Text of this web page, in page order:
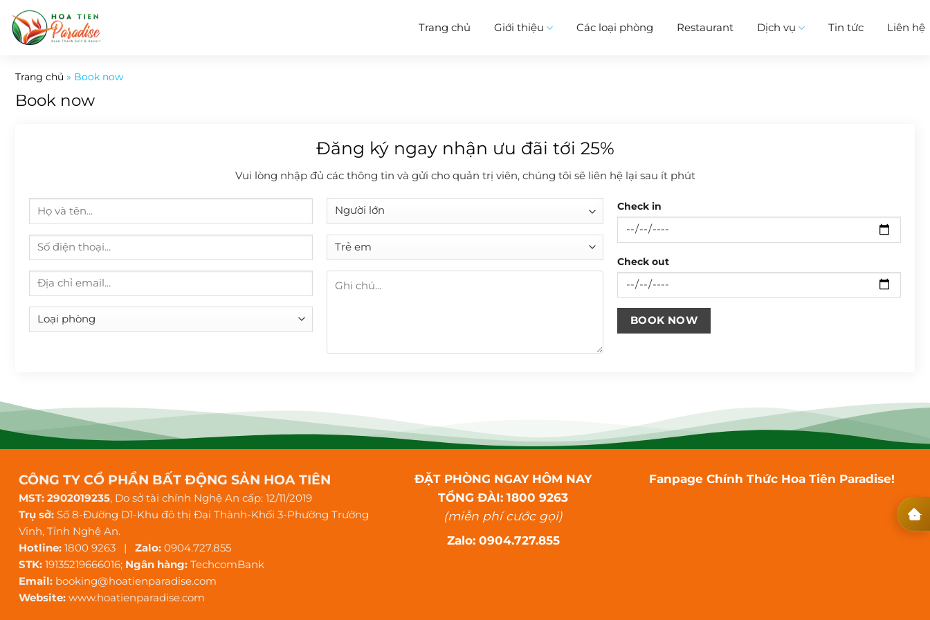
qua
nội
Trang chủ Giới thiệu Các loại phòng Restaurant Dịch vụ Tin tức Liên hệ
Trang chủ » Book now
Book now
Đăng ký ngay nhận ưu đãi tới 25%
Vui lòng nhập đủ các thông tin và gửi cho quản trị viên, chúng tôi sẽ liên hệ lại sau ít phút
Check in
Check out
CÔNG TY CỔ PHẦN BẤT ĐỘNG SẢN HOA TIÊN
MST: 2902019235, Do sở tài chính Nghệ An cấp: 12/11/2019
Trụ sở: Số 8-Đường D1-Khu đô thị Đại Thành-Khối 3-Phường Trường
Vinh, Tỉnh Nghệ An.
Hotline: 1800 9263 | Zalo: 0904.727.855
STK: 19135219666016; Ngân hàng: TechcomBank
Email: booking@hoatienparadise.com
Website: www.hoatienparadise.com
ĐẶT PHÒNG NGAY HÔM NAY
TỔNG ĐÀI: 1800 9263
(miễn phí cước gọi)
Zalo: 0904.727.855
Fanpage Chính Thức Hoa Tiên Paradise!